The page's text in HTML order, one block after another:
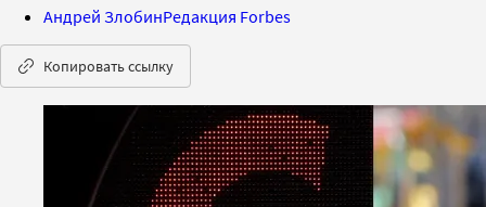
Андрей ЗлобинРедакция Forbes
Копировать ссылку